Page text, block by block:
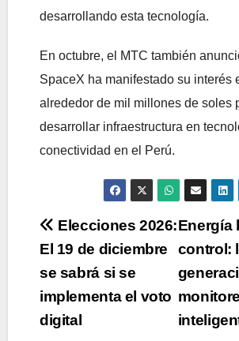
desarrollando esta tecnología.
En octubre, el MTC también
SpaceX ha manifestado su interés
alrededor de mil millones de soles
desarrollar infraestructura en
conectividad en el Perú.
Navegación
de
entradas
Energía
control:
Elecciones 2026:
El 19 de diciembre
se sabrá si se
implementa el voto
digital